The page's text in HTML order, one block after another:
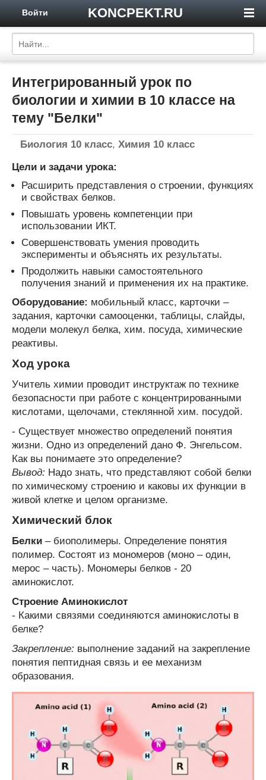
KONCPEKT.RU
Войти
Интегрированный урок по
биологии и химии в 10 классе на
тему "Белки"
Биология 10 класс, Химия 10 класс
Цели и задачи урока:
Расширить представления о строении, функциях
и свойствах белков.
Повышать уровень компетенции при
использовании ИКТ.
Совершенствовать умения проводить
эксперименты и объяснять их результаты.
Продолжить навыки самостоятельного
получения знаний и применения их на практике.
Оборудование: мобильный класс, карточки –
задания, карточки самооценки, таблицы, слайды,
модели молекул белка, хим. посуда, химические
реактивы.
Ход урока
Учитель химии проводит инструктаж по технике
безопасности при работе с концентрированными
кислотами, щелочами, стеклянной хим. посудой.
- Существует множество определений понятия
жизни. Одно из определений дано Ф. Энгельсом.
Как вы понимаете это определение?
Вывод: Надо знать, что представляют собой белки
по химическому строению и каковы их функции в
живой клетке и целом организме.
Химический блок
Белки – биополимеры. Определение понятия
полимер. Состоят из мономеров (моно – один,
мерос – часть). Мономеры белков - 20
аминокислот.
Строение Аминокислот
- Какими связями соединяются аминокислоты в
белке?
Закрепление: выполнение заданий на закрепление
понятия пептидная связь и ее механизм
образования.